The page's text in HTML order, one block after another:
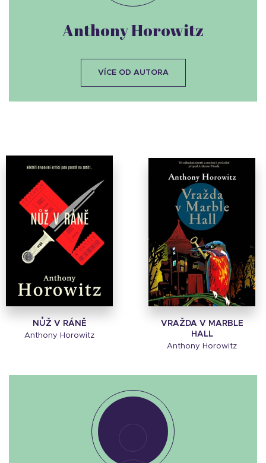
NŮŽ V RÁNĚ
Anthony Horowitz
VRAŽDA V MARBLE
HALL
Anthony Horowitz
Anthony Horowitz
VÍCE OD AUTORA